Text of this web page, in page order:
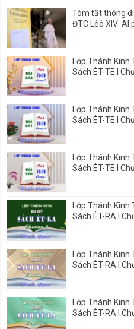
Tóm tắt thông
ĐTC Lêô XIV: AI
Lớp Thánh
Sách ÉT-TE I
Lớp Thánh Kinh
Sách ÉT-TE I
Lớp Thánh Kinh
Sách ÉT-TE I
Lớp Thánh Kinh
Sách ÉT-RA I
Lớp Thánh Kinh
Sách ÉT-RA I
Lớp Thánh
Sách ÉT-RA I